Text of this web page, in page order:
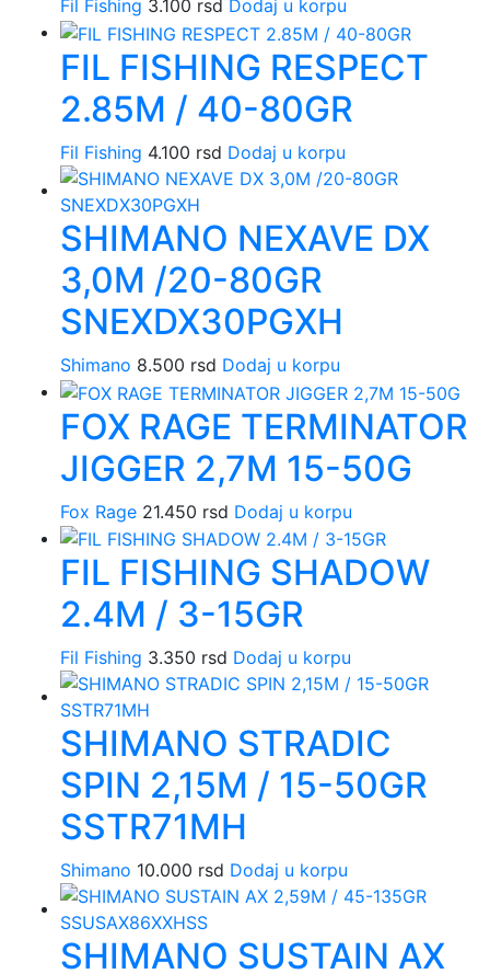
Fil Fishing 3.100 rsd Dodaj u korpu
FIL FISHING RESPECT
2.85M / 40-80GR
Fil Fishing 4.100 rsd Dodaj u korpu
SHIMANO NEXAVE DX
3,0M /20-80GR
SNEXDX30PGXH
Shimano 8.500 rsd Dodaj u korpu
FOX RAGE TERMINATOR
JIGGER 2,7M 15-50G
Fox Rage 21.450 rsd Dodaj u korpu
FIL FISHING SHADOW
2.4M / 3-15GR
Fil Fishing 3.350 rsd Dodaj u korpu
SHIMANO STRADIC
SPIN 2,15M / 15-50GR
SSTR71MH
Shimano 10.000 rsd Dodaj u korpu
SHIMANO SUSTAIN AX